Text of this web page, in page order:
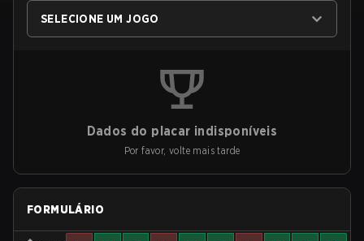
SELECIONE UM JOGO
Dados do placar indisponíveis
Por favor, volte mais tarde
FORMULÁRIO